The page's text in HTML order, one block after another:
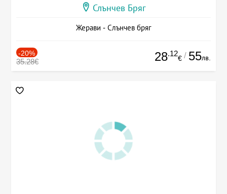
Слънчев Бряг
Жерави - Слънчев бряг
-20%
35.28€ 28.12
€ / 55лв.